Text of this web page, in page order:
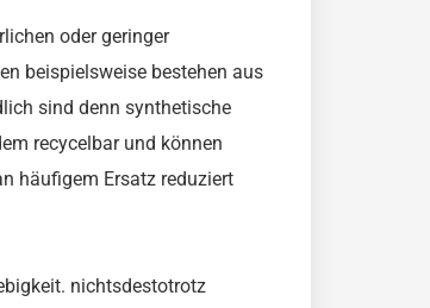
oder geringer
beispielsweise bestehen aus
sind denn synthetische
recycelbar und können
häufigem Ersatz reduziert
nichtsdestotrotz